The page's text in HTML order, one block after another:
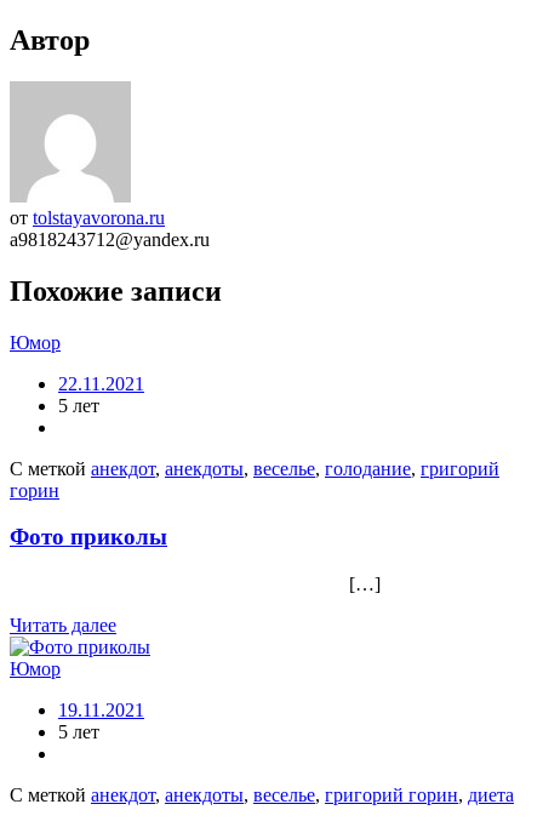
Автор
от tolstayavorona.ru
a9818243712@yandex.ru
Похожие записи
Юмор
22.11.2021
5 лет
С меткой анекдот, анекдоты, веселье, голодание, григорий
горин
Фото приколы
[…]
Читать далее
Юмор
19.11.2021
5 лет
С меткой анекдот, анекдоты, веселье, григорий горин, диета